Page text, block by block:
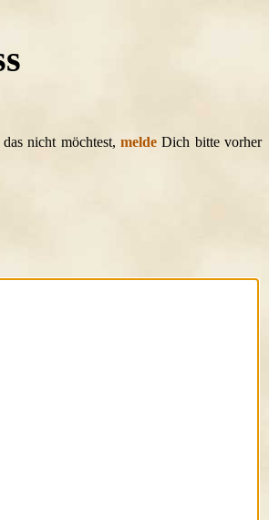
nicht möchtest,melde Dich bitte vorher